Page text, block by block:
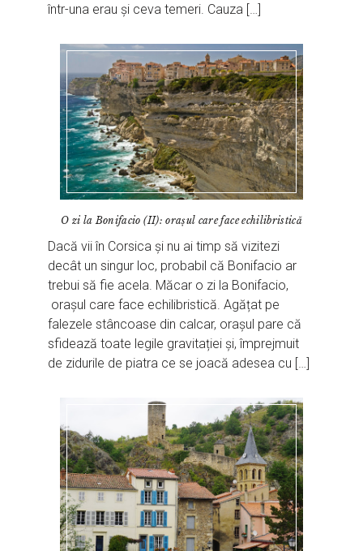
într-una erau și ceva temeri. Cauza […]
O zi la Bonifacio (II): orașul care face echilibristică
Dacă vii în Corsica și nu ai timp să vizitezi
decât un singur loc, probabil că Bonifacio ar
trebui să fie acela. Măcar o zi la Bonifacio,
orașul care face echilibristică. Agățat pe
falezele stâncoase din calcar, orașul pare că
sfidează toate legile gravitației și, împrejmuit
de zidurile de piatra ce se joacă adesea cu […]